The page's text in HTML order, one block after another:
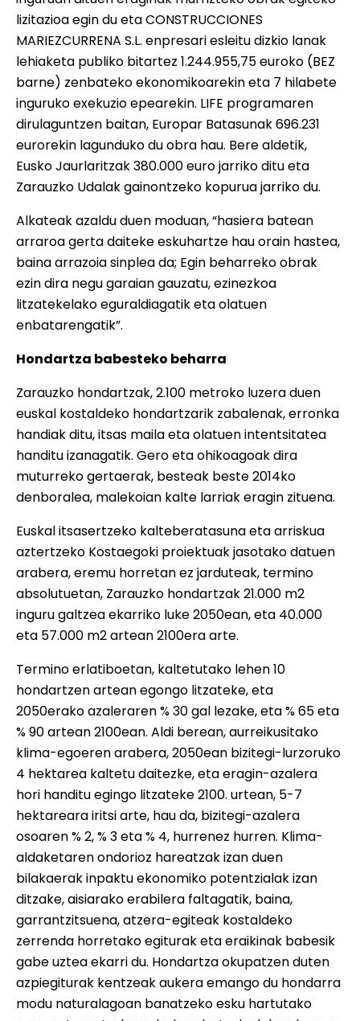
lizitazioa egin du eta CONSTRUCCIONES
MARIEZCURRENA S.L. enpresari esleitu dizkio lanak
lehiaketa publiko bitartez 1.244.955,75 euroko (BEZ
barne) zenbateko ekonomikoarekin eta 7 hilabete
inguruko exekuzio epearekin. LIFE programaren
dirulaguntzen baitan, Europar Batasunak 696.231
eurorekin lagunduko du obra hau. Bere aldetik,
Eusko Jaurlaritzak 380.000 euro jarriko ditu eta
Zarauzko Udalak gainontzeko kopurua jarriko du.
Alkateak azaldu duen moduan, “hasiera batean
arraroa gerta daiteke eskuhartze hau orain hastea,
baina arrazoia sinplea da; Egin beharreko obrak
ezin dira negu garaian gauzatu, ezinezkoa
litzatekelako eguraldiagatik eta olatuen
enbatarengatik”.
Hondartza babesteko beharra
Zarauzko hondartzak, 2.100 metroko luzera duen
euskal kostaldeko hondartzarik zabalenak, erronka
handiak ditu, itsas maila eta olatuen intentsitatea
handitu izanagatik. Gero eta ohikoagoak dira
muturreko gertaerak, besteak beste 2014ko
denboralea, malekoian kalte larriak eragin zituena.
Euskal itsasertzeko kalteberatasuna eta arriskua
aztertzeko Kostaegoki proiektuak jasotako datuen
arabera, eremu horretan ez jarduteak, termino
absolutuetan, Zarauzko hondartzak 21.000 m2
inguru galtzea ekarriko luke 2050ean, eta 40.000
eta 57.000 m2 artean 2100era arte.
Termino erlatiboetan, kaltetutako lehen 10
hondartzen artean egongo litzateke, eta
2050erako azaleraren % 30 gal lezake, eta % 65 eta
% 90 artean 2100ean. Aldi berean, aurreikusitako
klima-egoeren arabera, 2050ean bizitegi-lurzoruko
4 hektarea kaltetu daitezke, eta eragin-azalera
hori handitu egingo litzateke 2100. urtean, 5-7
hektareara iritsi arte, hau da, bizitegi-azalera
osoaren % 2, % 3 eta % 4, hurrenez hurren. Klima-
aldaketaren ondorioz hareatzak izan duen
bilakaerak inpaktu ekonomiko potentzialak izan
ditzake, aisiarako erabilera faltagatik, baina,
garrantzitsuena, atzera-egiteak kostaldeko
zerrenda horretako egiturak eta eraikinak babesik
gabe uztea ekarri du. Hondartza okupatzen duten
azpiegiturak kentzeak aukera emango du hondarra
modu naturalagoan banatzeko esku hartutako